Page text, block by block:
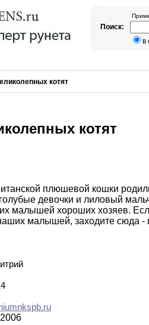
Поиск:
в
котят
котят
плюшевой кошки
девочки и лиловый
малышей хороших хозяев.
малышей, заходите сюда -